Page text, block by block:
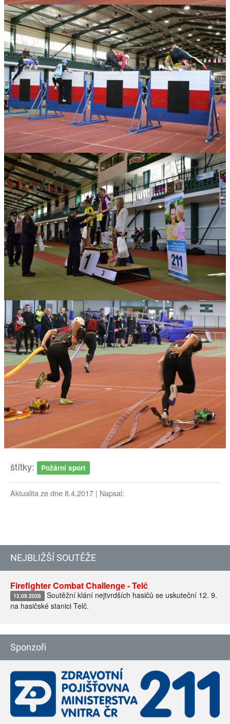
štítky: Požární sport
Aktualita ze dne 8.4.2017 | Napsal:
NEJBLIŽŠÍ SOUTĚŽE
Firefighter Combat Challenge - Telč
12.09.2026 Soutěžní klání nejtvrdších hasičů se uskuteční 12. 9.
na hasičské stanici Telč.
Sponzoři